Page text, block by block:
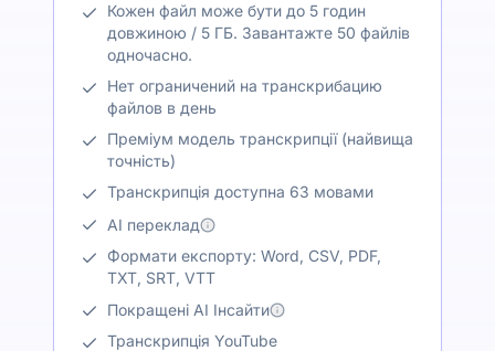
Кожен файл може бути до 5 годин
довжиною / 5 ГБ. Завантажте 50 файлів
одночасно.
Нет ограничений на транскрибацию
файлов в день
Преміум модель транскрипції (найвища
точність)
Транскрипція доступна 63 мовами
AI переклад
Формати експорту: Word, CSV, PDF,
TXT, SRT, VTT
Покращені AI Інсайти
Транскрипція YouTube